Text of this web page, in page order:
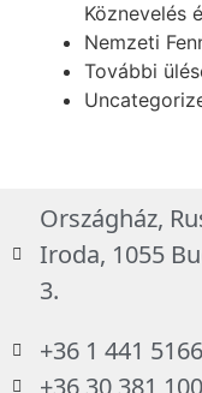
Köznevelés
Nemzeti
További
Országház,
Iroda, 1055
3.
+36 1 441 5166
+36 30 381